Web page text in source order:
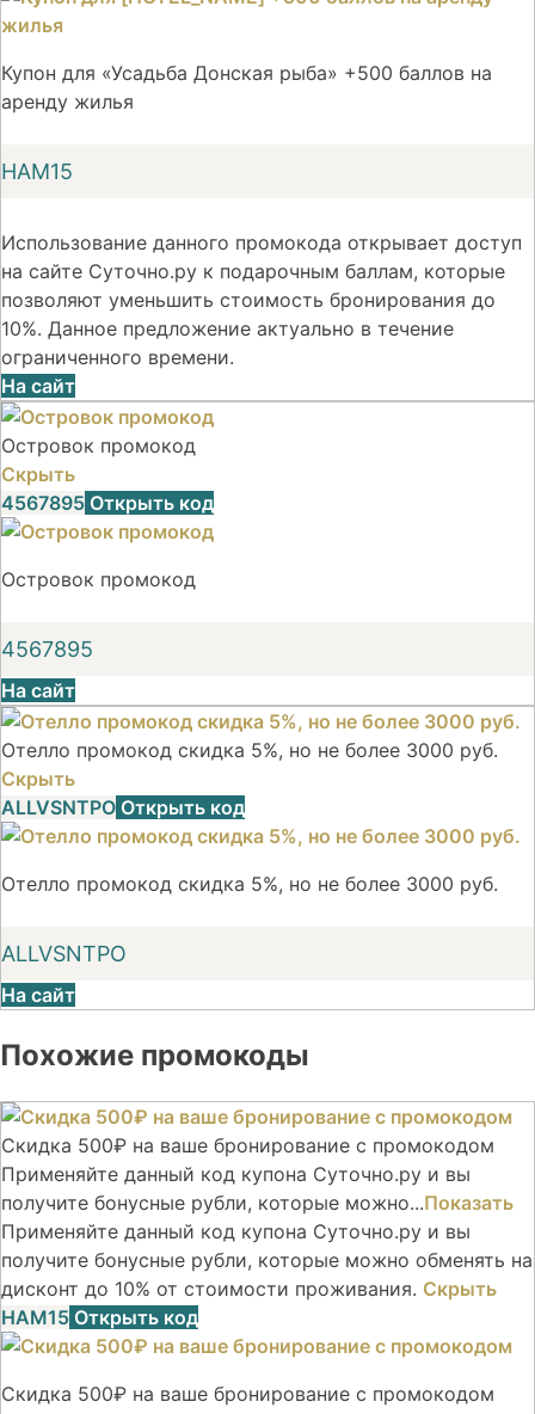
Купон для «Усадьба Донская рыба» +500 баллов на
аренду жилья
НАМ15
Использование данного промокода открывает доступ
на сайте Суточно.ру к подарочным баллам, которые
позволяют уменьшить стоимость бронирования до
10%. Данное предложение актуально в течение
ограниченного времени.
На сайт
Островок промокод
Скрыть
4567895 Открыть код
Островок промокод
4567895
На сайт
Отелло промокод скидка 5%, но не более 3000 руб.
Скрыть
ALLVSNTPO Открыть код
Отелло промокод скидка 5%, но не более 3000 руб.
ALLVSNTPO
На сайт
Похожие промокоды
Скидка 500₽ на ваше бронирование с промокодом
Применяйте данный код купона Суточно.ру и вы
получите бонусные рубли, которые можно...Показать
Применяйте данный код купона Суточно.ру и вы
получите бонусные рубли, которые можно обменять на
дисконт до 10% от стоимости проживания. Скрыть
НАМ15 Открыть код
Скидка 500₽ на ваше бронирование с промокодом